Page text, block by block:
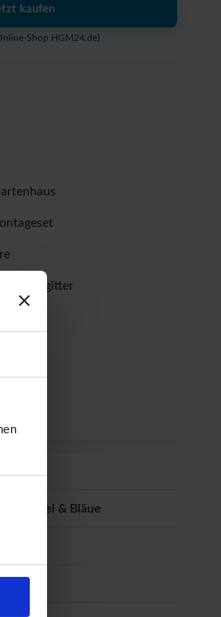
kaufen
Shop HGM24.de)
& Bläue